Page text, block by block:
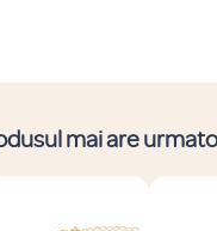
mai are